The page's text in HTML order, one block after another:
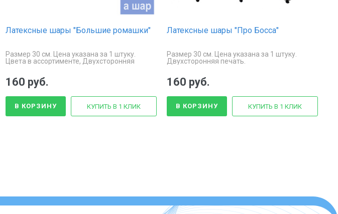
Латексные шары "Большие ромашки"
Размер 30 см. Цена указана за 1 штуку.
Цвета в ассортименте, Двухсторонняя
160 руб.
В КОРЗИНУ КУПИТЬ В 1 КЛИК
Латексные шары "Про Босса"
Размер 30 см. Цена указана за 1 штуку.
Двухсторонняя печать.
160 руб.
В КОРЗИНУ КУПИТЬ В 1 КЛИК